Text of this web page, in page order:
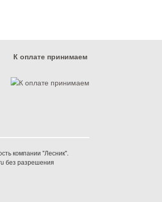
К оплате принимаем
компании "Лесник".
без разрешения